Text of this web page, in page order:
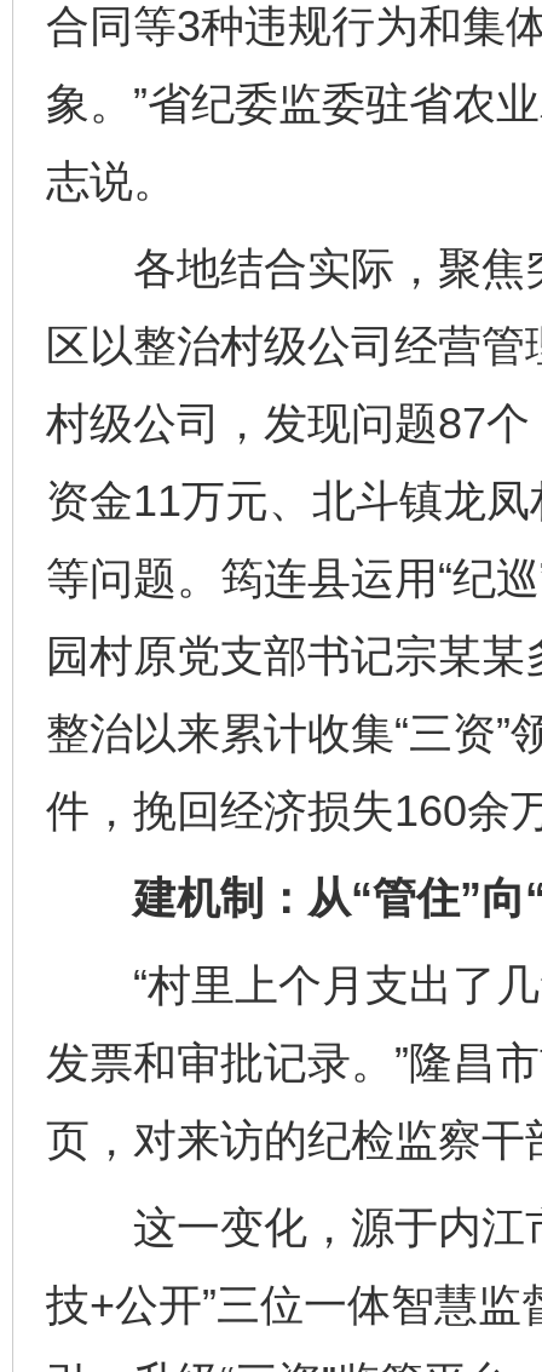
合同等3种违规行为和集
象。”省纪委监委驻省农
志说。
各地结合实际，聚焦
区以整治村级公司经营
村级公司，发现问题87
资金11万元、北斗镇龙
等问题。筠连县运用“纪
园村原党支部书记宗某
整治以来累计收集“三资
件，挽回经济损失160余
建机制：从“管住”向“
“村里上个月支出了几
发票和审批记录。”隆昌
页，对来访的纪检监察干
这一变化，源于内江
技+公开”三位一体智慧